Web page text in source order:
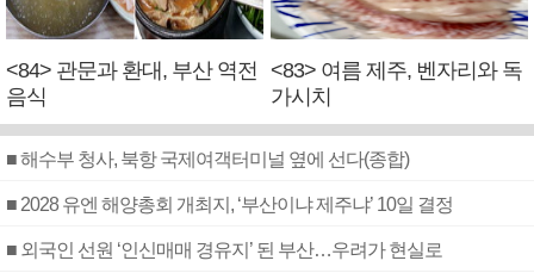
<84> 관문과 환대, 부산 역전
음식
<83> 여름 제주, 벤자리와 독
가시치
■ 해수부 청사, 북항 국제여객터미널 옆에 선다(종합)
■ 2028 유엔 해양총회 개최지, ‘부산이냐 제주냐’ 10일 결정
■ 외국인 선원 ‘인신매매 경유지’ 된 부산…우려가 현실로